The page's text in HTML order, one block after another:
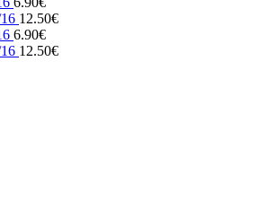
12.50€
6.90€
12.50€